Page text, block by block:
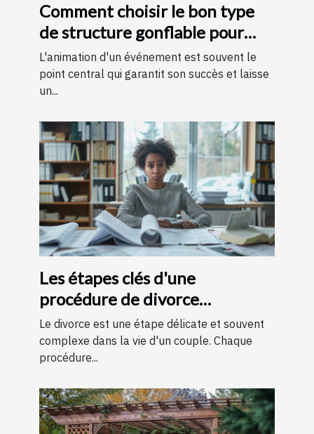
Comment choisir le bon type
de structure gonflable pour
votre événement
L'animation d'un événement est souvent le
point central qui garantit son succès et laisse
un...
Les étapes clés d'une
procédure de divorce
expliquées simplement
Le divorce est une étape délicate et souvent
complexe dans la vie d'un couple. Chaque
procédure...